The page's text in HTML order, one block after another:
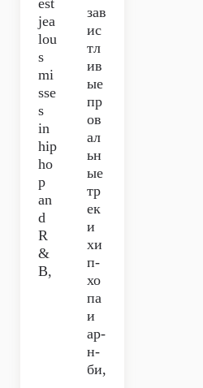
est
jea
lou
s
mi
sse
s
in
hip
ho
p
an
d
R
&
B,
зав
ис
тл
ив
ые
пр
ов
ал
ьн
ые
тр
ек
и
хи
п-
хо
па
и
ар-
н-
би,